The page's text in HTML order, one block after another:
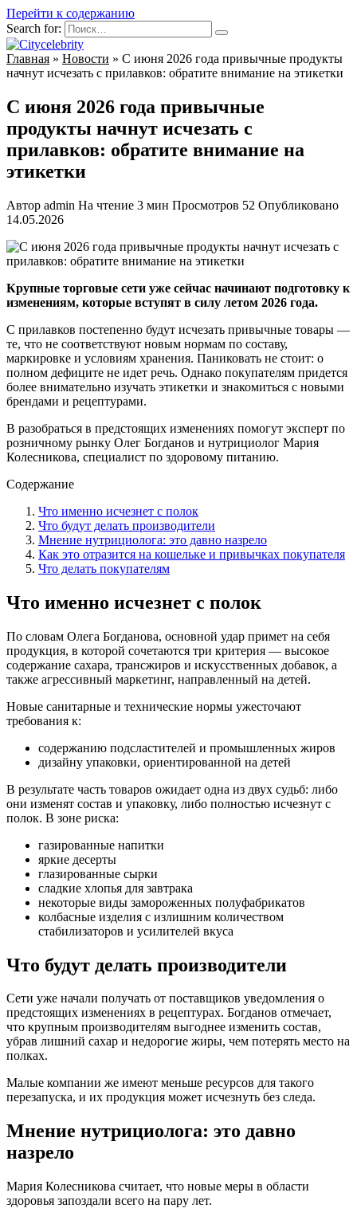
Перейти к содержанию
Search for:
Главная » Новости » С июня 2026 года привычные продукты
начнут исчезать с прилавков: обратите внимание на этикетки
С июня 2026 года привычные
продукты начнут исчезать с
прилавков: обратите внимание на
этикетки
Автор admin На чтение 3 мин Просмотров 52 Опубликовано
14.05.2026
Крупные торговые сети уже сейчас начинают подготовку к
изменениям, которые вступят в силу летом 2026 года.
С прилавков постепенно будут исчезать привычные товары —
те, что не соответствуют новым нормам по составу,
маркировке и условиям хранения. Паниковать не стоит: о
полном дефиците не идет речь. Однако покупателям придется
более внимательно изучать этикетки и знакомиться с новыми
брендами и рецептурами.
В разобраться в предстоящих изменениях помогут эксперт по
розничному рынку Олег Богданов и нутрициолог Мария
Колесникова, специалист по здоровому питанию.
Содержание
Что именно исчезнет с полок
Что будут делать производители
Мнение нутрициолога: это давно назрело
Как это отразится на кошельке и привычках покупателя
Что делать покупателям
Что именно исчезнет с полок
По словам Олега Богданова, основной удар примет на себя
продукция, в которой сочетаются три критерия — высокое
содержание сахара, трансжиров и искусственных добавок, а
также агрессивный маркетинг, направленный на детей.
Новые санитарные и технические нормы ужесточают
требования к:
содержанию подсластителей и промышленных жиров
дизайну упаковки, ориентированной на детей
В результате часть товаров ожидает одна из двух судьб: либо
они изменят состав и упаковку, либо полностью исчезнут с
полок. В зоне риска:
газированные напитки
яркие десерты
глазированные сырки
сладкие хлопья для завтрака
некоторые виды замороженных полуфабрикатов
колбасные изделия с излишним количеством
стабилизаторов и усилителей вкуса
Что будут делать производители
Сети уже начали получать от поставщиков уведомления о
предстоящих изменениях в рецептурах. Богданов отмечает,
что крупным производителям выгоднее изменить состав,
убрав лишний сахар и недорогие жиры, чем потерять место на
полках.
Малые компании же имеют меньше ресурсов для такого
перезапуска, и их продукция может исчезнуть без следа.
Мнение нутрициолога: это давно
назрело
Мария Колесникова считает, что новые меры в области
здоровья запоздали всего на пару лет.